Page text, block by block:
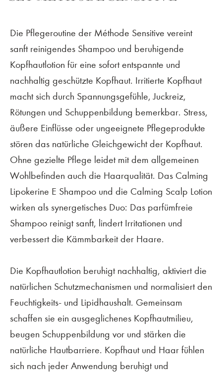
Die Pflegeroutine der Méthode Sensitive vereint
sanft reinigendes Shampoo und beruhigende
Kopfhautlotion für eine sofort entspannte und
nachhaltig geschützte Kopfhaut. Irritierte Kopfhaut
macht sich durch Spannungsgefühle, Juckreiz,
Rötungen und Schuppenbildung bemerkbar. Stress,
äußere Einflüsse oder ungeeignete Pflegeprodukte
stören das natürliche Gleichgewicht der Kopfhaut.
Ohne gezielte Pflege leidet mit dem allgemeinen
Wohlbefinden auch die Haarqualität. Das Calming
Lipokerine E Shampoo und die Calming Scalp Lotion
wirken als synergetisches Duo: Das parfümfreie
Shampoo reinigt sanft, lindert Irritationen und
verbessert die Kämmbarkeit der Haare.
Die Kopfhautlotion beruhigt nachhaltig, aktiviert die
natürlichen Schutzmechanismen und normalisiert den
Feuchtigkeits- und Lipidhaushalt. Gemeinsam
schaffen sie ein ausgeglichenes Kopfhautmilieu,
beugen Schuppenbildung vor und stärken die
natürliche Hautbarriere. Kopfhaut und Haar fühlen
sich nach jeder Anwendung beruhigt und